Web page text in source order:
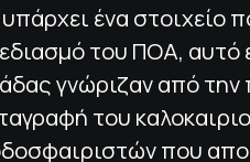
ένα στοιχείο
του ΠΟΑ, αυτό
γνώριζαν από την
του
που